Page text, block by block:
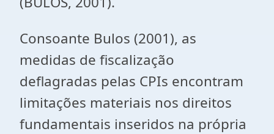
Consoante Bulos (2001), as
medidas de fiscalização
deflagradas pelas CPIs encontram
limitações materiais nos direitos
fundamentais inseridos na própria